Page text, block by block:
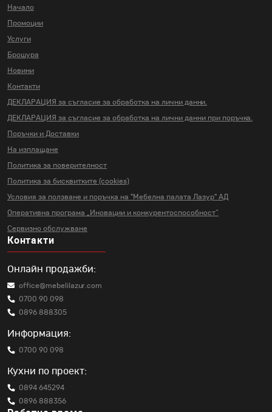
Начало
Промоции
Услуги
Брошура
Новини
Контакти
ДЕКЛАРАЦИЯ за съгласие за обработка на лични данни.
ДЕКЛАРАЦИЯ за съгласие за обработка на лични данни при поръчка.
Поръчки и Доставки
На изплащане
Политика за поверителност
Политика за бисквитките (cookies)
Условия за ползване и поръчка на "Мебелна палата Лазур" АД
Оперативна програма „Иновации и конкурентоспособност“
Сервизно обслужване
Контакти
Онлайн продажби:
office@mebelilazur.com
0700 90 098
0896 888305
Информация:
0700 90 098
Кухни по проект:
0894 645294
0896 888356